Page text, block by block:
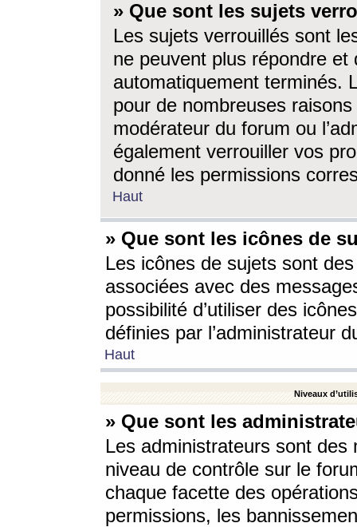
» Que sont les sujets
Les sujets verrouillés sont
ne peuvent plus répondre
automatiquement terminés.
pour de nombreuses
modérateur du forum ou
également verrouiller vos
donné les permissions
Haut
» Que sont les icônes de
Les icônes de sujets sont
associées avec des
possibilité d’utiliser des
définies par l’administrateur
Haut
Niveaux
» Que sont les
Les administrateurs sont
niveau de contrôle sur le
chaque facette des
permissions, les